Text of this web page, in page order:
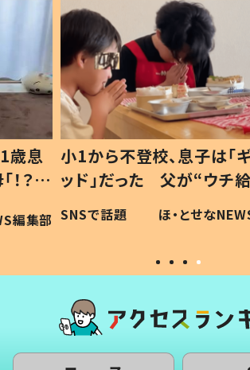
歳息
？」
編集部
小1から不登校、息子は「
ッド」だった 父が“ウチ
作り続ける理由とは #令
#令和の子
SNSで話題 ほ・とせな